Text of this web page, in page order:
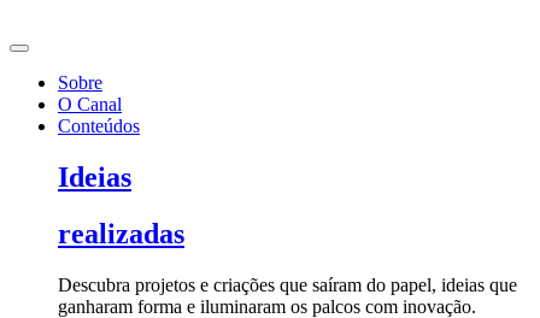
para
conteúdoSobre
O Canal
Conteúdos
Ideias
realizadas
Descubra projetos e criações que saíram do papel, ideias que
ganharam forma e iluminaram os palcos com inovação.